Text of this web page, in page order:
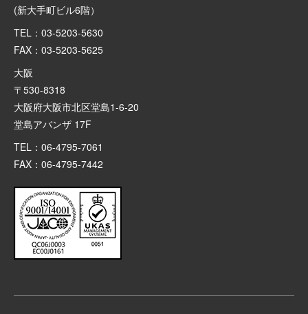
(新大手町ビル6階）
TEL：03-5203-5630
FAX：03-5203-5625
大阪
〒530-8318
大阪府大阪市北区堂島1-6-20
堂島アバンザ 17F
TEL：06-4795-7061
FAX：06-4795-7442